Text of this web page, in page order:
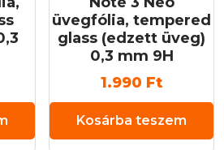
üvegfólia, tempered
glass (edzett üveg)
0,3 mm 9H
1.990 Ft
Kosárba teszem